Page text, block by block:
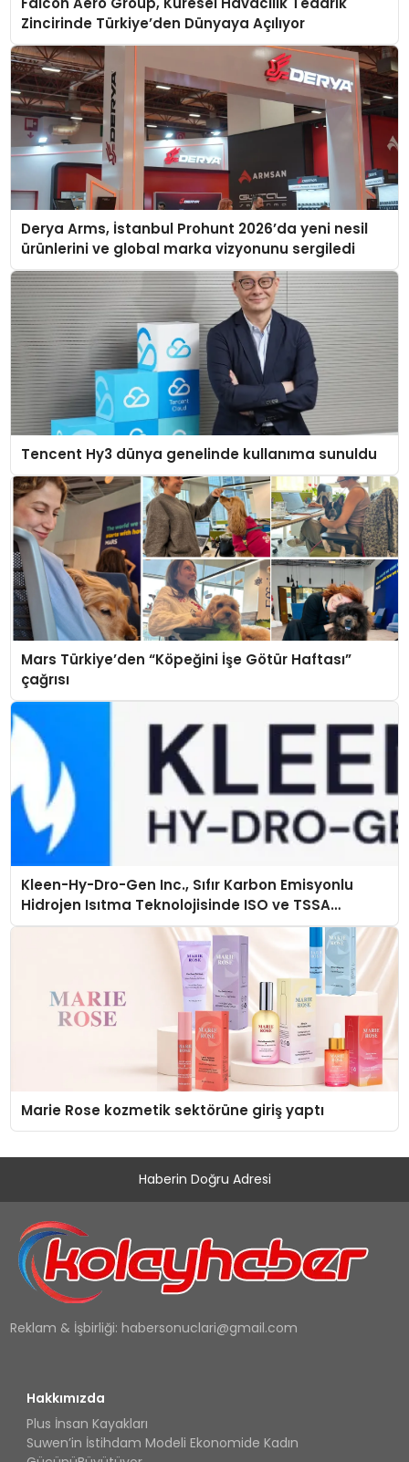
Zincirinde Türkiye’den Dünyaya Açılıyor
Derya Arms, İstanbul Prohunt 2026’da yeni nesil
ürünlerini ve global marka vizyonunu sergiledi
Tencent Hy3 dünya genelinde kullanıma sunuldu
Mars Türkiye’den “Köpeğini İşe Götür Haftası”
çağrısı
Kleen-Hy-Dro-Gen Inc., Sıfır Karbon Emisyonlu
Hidrojen Isıtma Teknolojisinde ISO ve TSSA
Düzenleyici Onaylarını Aldı
Marie Rose kozmetik sektörüne giriş yaptı
Haberin Doğru Adresi
Reklam & İşbirliği: habersonuclari@gmail.com
Hakkımızda
Plus İnsan Kayakları
Suwen’in İstihdam Modeli Ekonomide Kadın